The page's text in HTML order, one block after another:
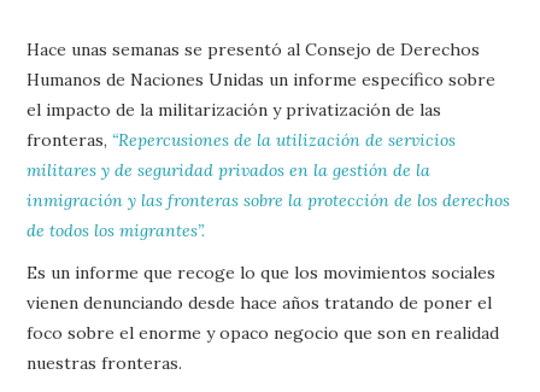
Hace unas semanas se presentó al Consejo de Derechos
Humanos de Naciones Unidas un informe específico sobre
el impacto de la militarización y privatización de las
fronteras, “Repercusiones de la utilización de servicios
militares y de seguridad privados en la gestión de la
inmigración y las fronteras sobre la protección de los derechos
de todos los migrantes”.
Es un informe que recoge lo que los movimientos sociales
vienen denunciando desde hace años tratando de poner el
foco sobre el enorme y opaco negocio que son en realidad
nuestras fronteras.